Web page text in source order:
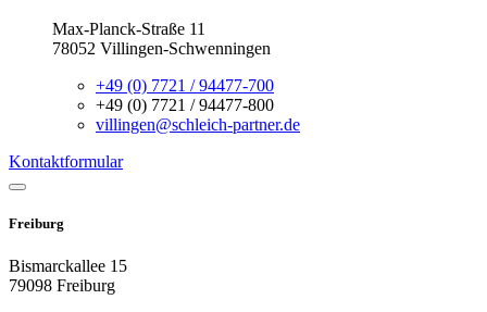
Max-Planck-Straße 11
78052 Villingen-Schwenningen
+49 (0) 7721 / 94477-700
+49 (0) 7721 / 94477-800
villingen@schleich-partner.de
Kontaktformular
Freiburg
Bismarckallee 15
79098 Freiburg